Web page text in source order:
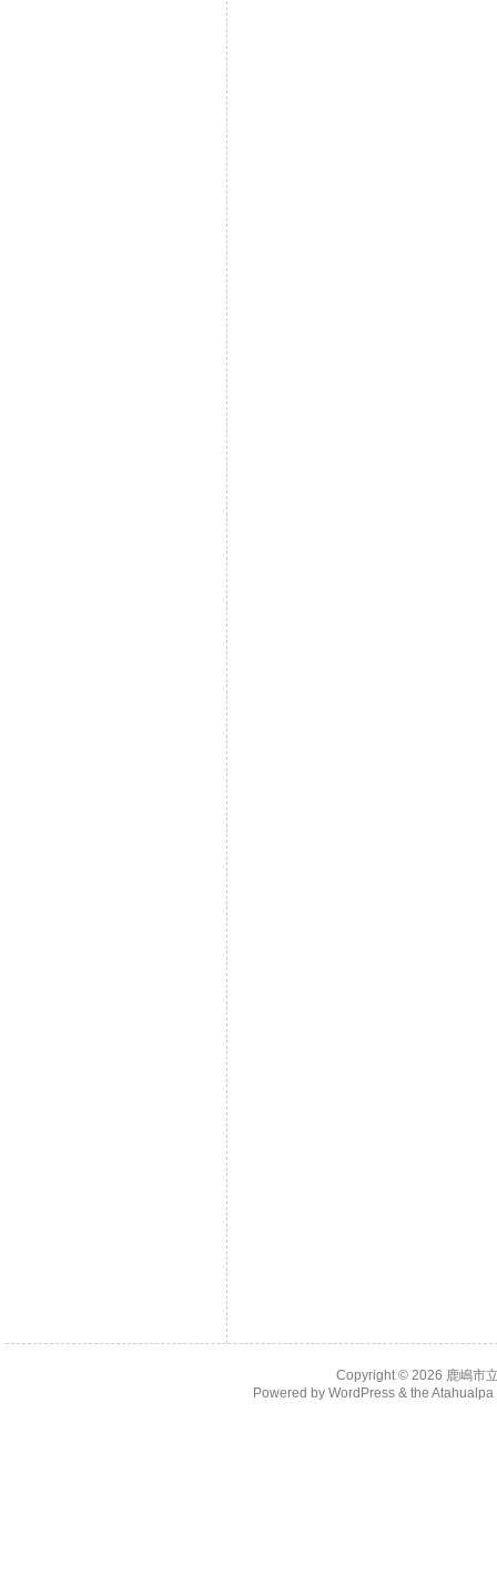
Copyright © 2026 鹿嶋市
Powered by WordPress& the Atahualpa